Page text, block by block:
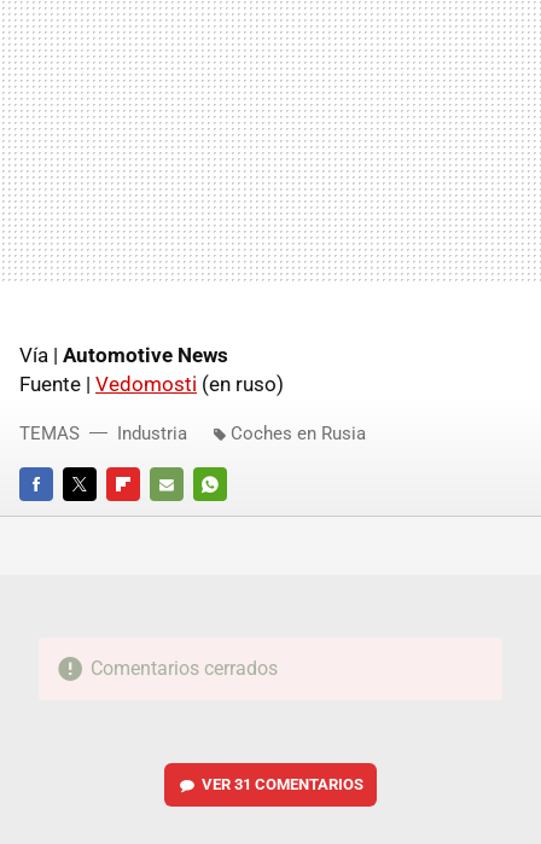
Vía | Automotive News
Fuente | Vedomosti (en ruso)
FACEBOOKTWITTERFLIPBOARD
E-
WHATSAPP
TEMAS Industria Coches en Rusia
Comentarios cerrados
VER 31 COMENTARIOS